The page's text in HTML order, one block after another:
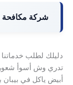
شركة مكافحة
دليلك لطلب
تدري وش أسوأ
أبيض ياكل في